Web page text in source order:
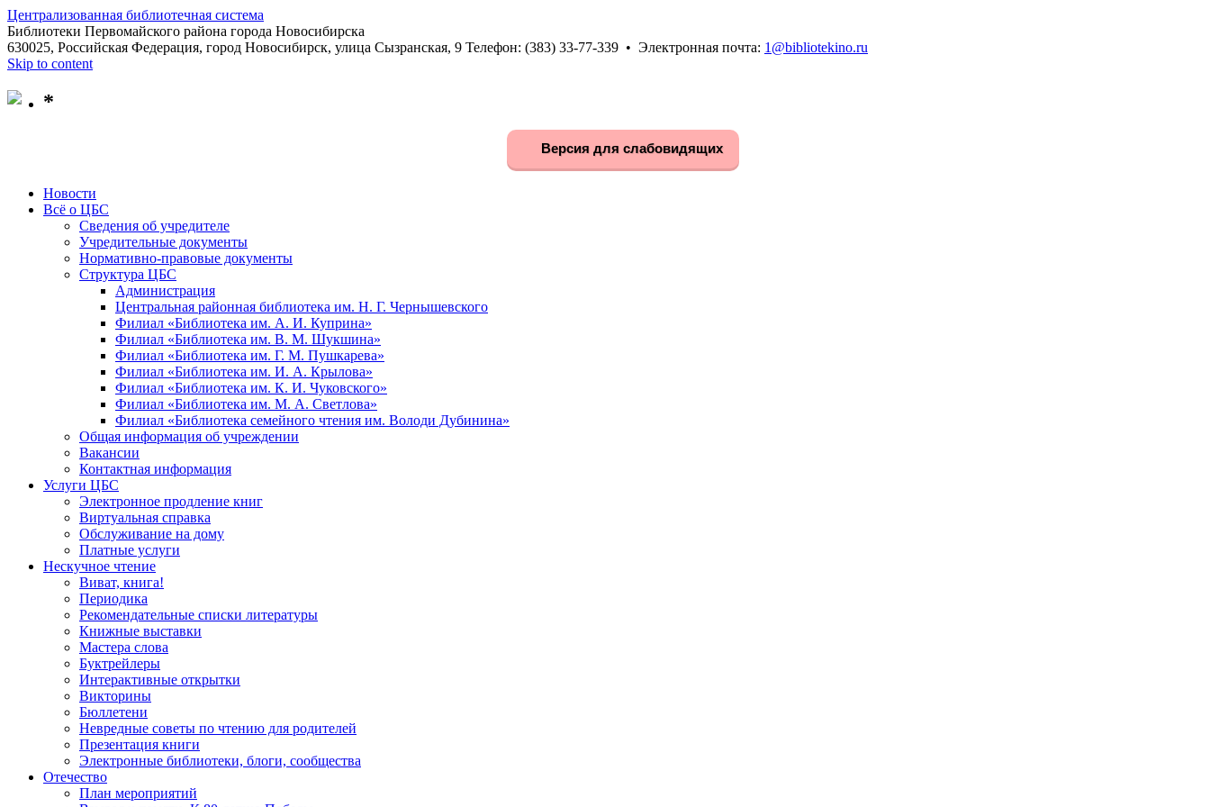
Централизованная библиотечная система
Библиотеки Первомайского района города Новосибирска
630025, Российская Федерация, город Новосибирск, улица Сызранская, 9 Телефон: (383) 33-77-339 • Электронная почта: 1@bibliotekino.ru
Skip to content
*
Версия для слабовидящих
Новости
Всё о ЦБС
Сведения об учредителе
Учредительные документы
Нормативно-правовые документы
Структура ЦБС
Администрация
Центральная районная библиотека им. Н. Г. Чернышевского
Филиал «Библиотека им. А. И. Куприна»
Филиал «Библиотека им. В. М. Шукшина»
Филиал «Библиотека им. Г. М. Пушкарева»
Филиал «Библиотека им. И. А. Крылова»
Филиал «Библиотека им. К. И. Чуковского»
Филиал «Библиотека им. М. А. Светлова»
Филиал «Библиотека семейного чтения им. Володи Дубинина»
Общая информация об учреждении
Вакансии
Контактная информация
Услуги ЦБС
Электронное продление книг
Виртуальная справка
Обслуживание на дому
Платные услуги
Нескучное чтение
Виват, книга!
Периодика
Рекомендательные списки литературы
Книжные выставки
Мастера слова
Буктрейлеры
Интерактивные открытки
Викторины
Бюллетени
Невредные советы по чтению для родителей
Презентация книги
Электронные библиотеки, блоги, сообщества
Отечество
План мероприятий